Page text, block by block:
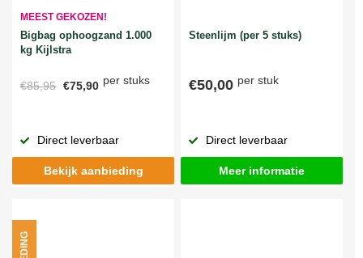
MEEST GEKOZEN!
Bigbag ophoogzand 1.000
kg Kijlstra
€85,95 €75,90 per stuks
Direct leverbaar
Bekijk aanbieding
Steenlijm (per 5 stuks)
€50,00 per stuk
Direct leverbaar
Meer informatie